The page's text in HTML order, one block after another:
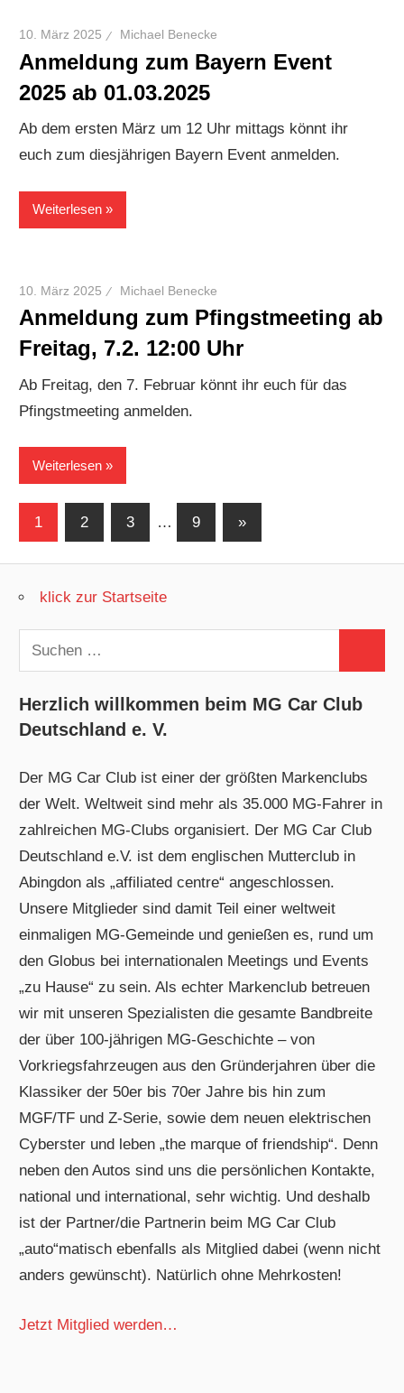
10. März 2025 Michael Benecke
Anmeldung zum Bayern Event
2025 ab 01.03.2025
Ab dem ersten März um 12 Uhr mittags könnt ihr
euch zum diesjährigen Bayern Event anmelden.
Weiterlesen
10. März 2025 Michael Benecke
Anmeldung zum Pfingstmeeting ab
Freitag, 7.2. 12:00 Uhr
Ab Freitag, den 7. Februar könnt ihr euch für das
Pfingstmeeting anmelden.
Weiterlesen
Seitennummerierung
Beiträge
1 2 3 … 9
Nächste
»
klick zur Startseite
Suchen
nach:
Herzlich willkommen beim MG Car Club
Deutschland e. V.
Der MG Car Club ist einer der größten Markenclubs
der Welt. Weltweit sind mehr als 35.000 MG-Fahrer in
zahlreichen MG-Clubs organisiert. Der MG Car Club
Deutschland e.V. ist dem englischen Mutterclub in
Abingdon als „affiliated centre“ angeschlossen.
Unsere Mitglieder sind damit Teil einer weltweit
einmaligen MG-Gemeinde und genießen es, rund um
den Globus bei internationalen Meetings und Events
„zu Hause“ zu sein. Als echter Markenclub betreuen
wir mit unseren Spezialisten die gesamte Bandbreite
der über 100-jährigen MG-Geschichte – von
Vorkriegsfahrzeugen aus den Gründerjahren über die
Klassiker der 50er bis 70er Jahre bis hin zum
MGF/TF und Z-Serie, sowie dem neuen elektrischen
Cyberster und leben „the marque of friendship“. Denn
neben den Autos sind uns die persönlichen Kontakte,
national und international, sehr wichtig. Und deshalb
ist der Partner/die Partnerin beim MG Car Club
„auto“matisch ebenfalls als Mitglied dabei (wenn nicht
anders gewünscht). Natürlich ohne Mehrkosten!
Jetzt Mitglied werden…